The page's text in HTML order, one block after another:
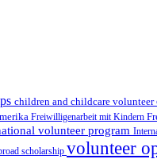
children and childcare volunteer
Freiwilligenarbeit mit Kindern
volunteer program
scholarship volunteer